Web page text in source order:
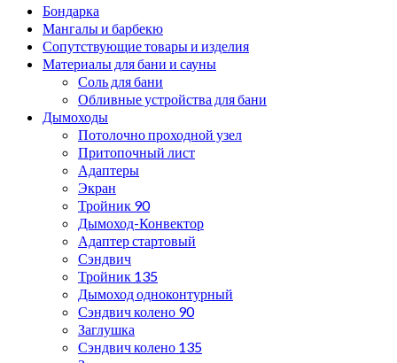
Бондарка
Мангалы и барбекю
Сопутствующие товары и изделия
Материалы для бани и сауны
Соль для бани
Обливные устройства для бани
Дымоходы
Потолочно проходной узел
Притопочный лист
Адаптеры
Экран
Тройник 90
Дымоход-Конвектор
Адаптер стартовый
Сэндвич
Тройник 135
Дымоход одноконтурный
Сэндвич колено 90
Заглушка
Сэндвич колено 135